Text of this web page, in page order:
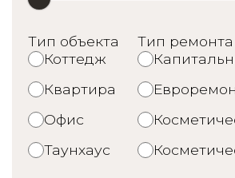
Тип объекта
Коттедж
Квартира
Офис
Таунхаус
Тип ремонта